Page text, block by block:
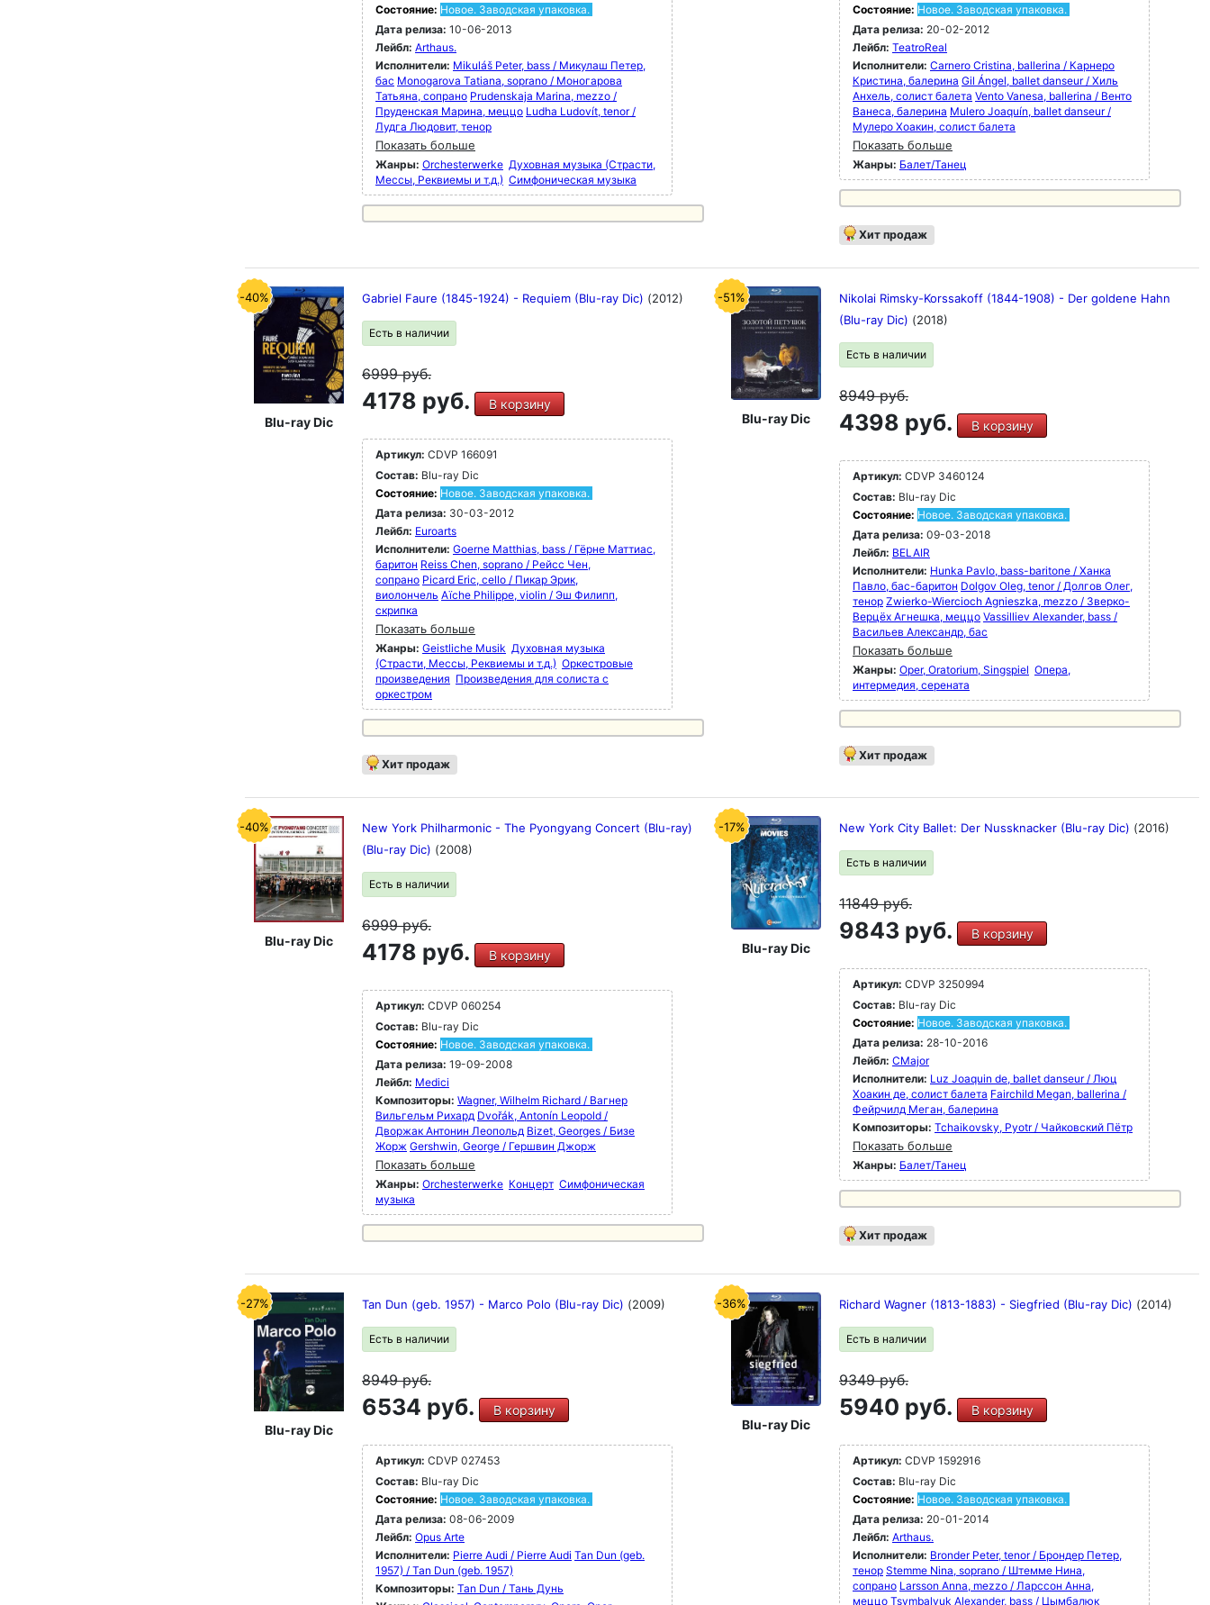
Состояние: Новое. Заводская упаковка.
Дата релиза: 10-06-2013
Лейбл: Arthaus.
Исполнители: Mikuláš Peter, bass / Микулаш Петер,
бас Monogarova Tatiana, soprano / Моногарова
Татьяна, сопрано Prudenskaja Marina, mezzo /
Пруденская Марина, меццо Ludha Ludovít, tenor /
Лудга Людовит, тенор
Показать больше
Жанры: Orchesterwerke Духовная музыка (Страсти,
Мессы, Реквиемы и т.д.) Симфоническая музыка
Состояние: Новое. Заводская упаковка.
Дата релиза: 20-02-2012
Лейбл: TeatroReal
Исполнители: Carnero Cristina, ballerina / Карнеро
Кристина, балерина Gil Ángel, ballet danseur / Хиль
Анхель, солист балета Vento Vanesa, ballerina / Венто
Ванеса, балерина Mulero Joaquín, ballet danseur /
Мулеро Хоакин, солист балета
Показать больше
Жанры: Балет/Танец
Хит продаж
-40%
Blu-ray Dic
Gabriel Faure (1845-1924) - Requiem (Blu-ray Dic) (2012)
Есть в наличии
6999руб.
4178 руб. В корзину
Артикул: CDVP 166091
Состав: Blu-ray Dic
Состояние: Новое. Заводская упаковка.
Дата релиза: 30-03-2012
Лейбл: Euroarts
Исполнители: Goerne Matthias, bass / Гёрне Маттиас,
баритон Reiss Chen, soprano / Рейсс Чен,
сопрано Picard Eric, cello / Пикар Эрик,
виолончель Aïche Philippe, violin / Эш Филипп,
скрипка
Показать больше
Жанры: Geistliche Musik Духовная музыка
(Страсти, Мессы, Реквиемы и т.д.) Оркестровые
произведения Произведения для солиста с
оркестром
Хит продаж
-51%
Blu-ray Dic
Nikolai Rimsky-Korssakoff (1844-1908) - Der goldene Hahn
(Blu-ray Dic) (2018)
Есть в наличии
8949руб.
4398 руб. В корзину
Артикул: CDVP 3460124
Состав: Blu-ray Dic
Состояние: Новое. Заводская упаковка.
Дата релиза: 09-03-2018
Лейбл: BELAIR
Исполнители: Hunka Pavlo, bass-baritone / Ханка
Павло, бас-баритон Dolgov Oleg, tenor / Долгов Олег,
тенор Zwierko-Wiercioch Agnieszka, mezzo / Зверко-
Верцёх Агнешка, меццо Vassilliev Alexander, bass /
Васильев Александр, бас
Показать больше
Жанры: Oper, Oratorium, Singspiel Опера,
интермедия, серената
Хит продаж
-40%
Blu-ray Dic
New York Philharmonic - The Pyongyang Concert (Blu-ray)
(Blu-ray Dic) (2008)
Есть в наличии
6999руб.
4178 руб. В корзину
Артикул: CDVP 060254
Состав: Blu-ray Dic
Состояние: Новое. Заводская упаковка.
Дата релиза: 19-09-2008
Лейбл: Medici
Композиторы: Wagner, Wilhelm Richard / Вагнер
Вильгельм Рихард Dvořák, Antonín Leopold /
Дворжак Антонин Леопольд Bizet, Georges / Бизе
Жорж Gershwin, George / Гершвин Джорж
Показать больше
Жанры: Orchesterwerke Концерт Симфоническая
музыка
-17%
Blu-ray Dic
New York City Ballet: Der Nussknacker (Blu-ray Dic) (2016)
Есть в наличии
11849руб.
9843 руб. В корзину
Артикул: CDVP 3250994
Состав: Blu-ray Dic
Состояние: Новое. Заводская упаковка.
Дата релиза: 28-10-2016
Лейбл: CMajor
Исполнители: Luz Joaquin de, ballet danseur / Люц
Хоакин де, солист балета Fairchild Megan, ballerina /
Фейрчилд Меган, балерина
Композиторы: Tchaikovsky, Pyotr / Чайковский Пётр
Показать больше
Жанры: Балет/Танец
Хит продаж
-27%
Blu-ray Dic
Tan Dun (geb. 1957) - Marco Polo (Blu-ray Dic) (2009)
Есть в наличии
8949руб.
6534 руб. В корзину
Артикул: CDVP 027453
Состав: Blu-ray Dic
Состояние: Новое. Заводская упаковка.
Дата релиза: 08-06-2009
Лейбл: Opus Arte
Исполнители: Pierre Audi / Pierre Audi Tan Dun (geb.
1957) / Tan Dun (geb. 1957)
Композиторы: Tan Dun / Тань Дунь
-36%
Blu-ray Dic
Richard Wagner (1813-1883) - Siegfried (Blu-ray Dic) (2014)
Есть в наличии
9349руб.
5940 руб. В корзину
Артикул: CDVP 1592916
Состав: Blu-ray Dic
Состояние: Новое. Заводская упаковка.
Дата релиза: 20-01-2014
Лейбл: Arthaus.
Исполнители: Bronder Peter, tenor / Брондер Петер,
тенор Stemme Nina, soprano / Штемме Нина,
сопрано Larsson Anna, mezzo / Ларссон Анна,
меццо Tsymbalyuk Alexander, bass / Цымбалюк